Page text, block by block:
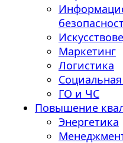
Маркетинг
Логистика
ГО и ЧС
Повышение
Энергетика